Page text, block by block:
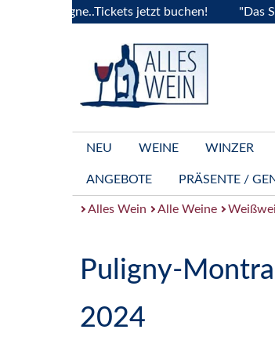
jetzt buchen! "Das
NEU WEINE WINZER
ANGEBOTE PRÄSENTE /
Alles Wein Alle Weine
Puligny-
2024